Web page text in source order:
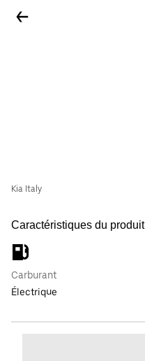
Kia Italy
Caractéristiques du produit
Carburant
Électrique